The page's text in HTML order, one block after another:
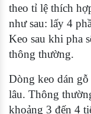
theo tỉ lệ thích
như sau: lấy 4
Keo sau khi pha
thông thường.
Dòng keo dán
lâu. Thông
khoảng 3 đến 4